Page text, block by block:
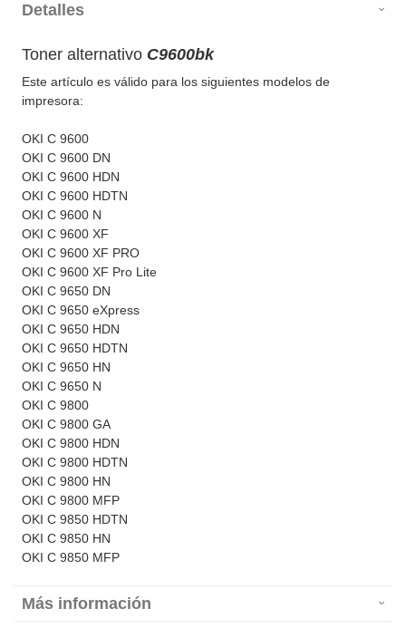
Detalles
Toner alternativo C9600bk
Este artículo es válido para los siguientes modelos de
impresora:
OKI C 9600
OKI C 9600 DN
OKI C 9600 HDN
OKI C 9600 HDTN
OKI C 9600 N
OKI C 9600 XF
OKI C 9600 XF PRO
OKI C 9600 XF Pro Lite
OKI C 9650 DN
OKI C 9650 eXpress
OKI C 9650 HDN
OKI C 9650 HDTN
OKI C 9650 HN
OKI C 9650 N
OKI C 9800
OKI C 9800 GA
OKI C 9800 HDN
OKI C 9800 HDTN
OKI C 9800 HN
OKI C 9800 MFP
OKI C 9850 HDTN
OKI C 9850 HN
OKI C 9850 MFP
Más información